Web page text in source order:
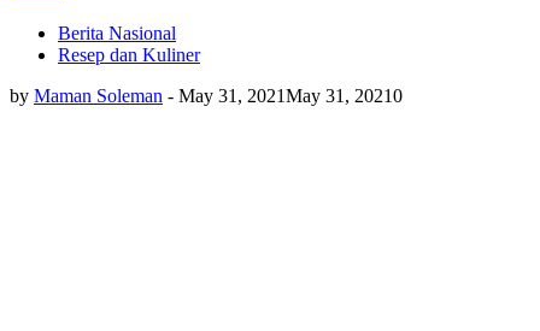
Berita Nasional
Resep dan Kuliner
by Maman Soleman - May 31, 2021May 31, 20210